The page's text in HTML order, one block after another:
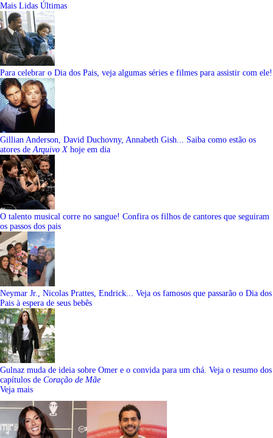
Mais Lidas Últimas
Para celebrar o Dia dos Pais, veja algumas séries e filmes para assistir com ele!
Gillian Anderson, David Duchovny, Annabeth Gish... Saiba como estão os
atores de Arquivo X hoje em dia
O talento musical corre no sangue! Confira os filhos de cantores que seguiram
os passos dos pais
Neymar Jr., Nicolas Prattes, Endrick... Veja os famosos que passarão o Dia dos
Pais à espera de seus bebês
Gulnaz muda de ideia sobre Omer e o convida para um chá. Veja o resumo dos
capítulos de Coração de Mãe
Veja mais